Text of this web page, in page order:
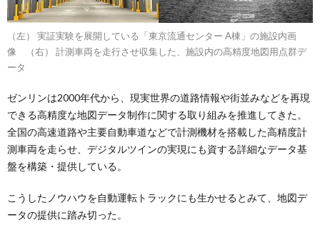
（左） 実証実験を展開している「東京流通センター A棟」の施設内画
像 （右） 計測車両を走行させ収集した、施設内の高精度地図用点群デ
ータ
ゼンリンは2000年代から、現実世界の道路情報や街並みなどを再現
できる高精度な地図データ制作に関する取り組みを推進してきた。
全国の高速道路や主要自動車道などで計測機材を搭載した高精度計
測車両を走らせ、デジタルツインの実現にも資する詳細なデータ基
盤を構築・提供している。
こうしたノウハウを自動運転トラックにも生かせるとみて、地図デ
ータの提供に踏み切った。